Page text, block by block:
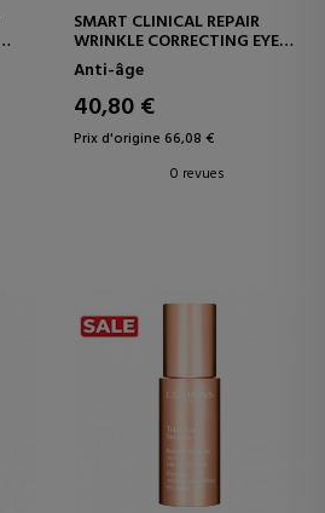
SMART CLINICAL REPAIR
WRINKLE CORRECTING EYE
CREAM
CRÈME RÉPARATRICE
CONTOUR DES YEUX
Anti-âge
40,80 €
Prix d'origine 66,08 €
0 revues